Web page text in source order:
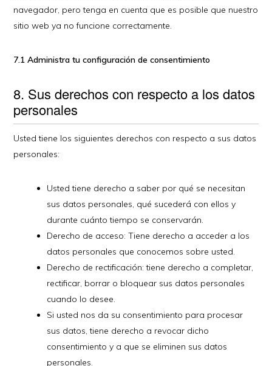
navegador, pero tenga en cuenta que es posible que nuestro
sitio web ya no funcione correctamente.
7.1 Administra tu configuración de consentimiento
8. Sus derechos con respecto a los datos
personales
Usted tiene los siguientes derechos con respecto a sus datos
personales:
Usted tiene derecho a saber por qué se necesitan
sus datos personales, qué sucederá con ellos y
durante cuánto tiempo se conservarán.
Derecho de acceso: Tiene derecho a acceder a los
datos personales que conocemos sobre usted.
Derecho de rectificación: tiene derecho a completar,
rectificar, borrar o bloquear sus datos personales
cuando lo desee.
Si usted nos da su consentimiento para procesar
sus datos, tiene derecho a revocar dicho
consentimiento y a que se eliminen sus datos
personales.